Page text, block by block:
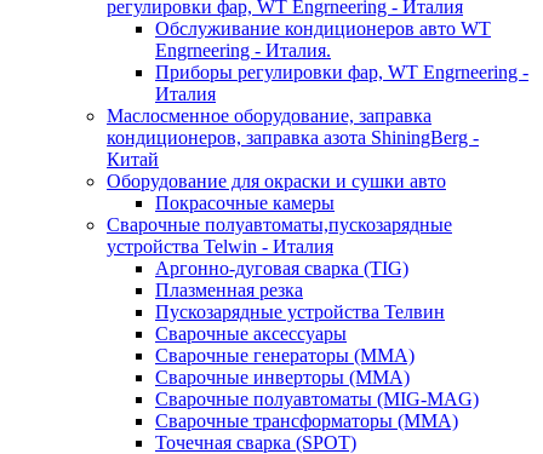
регулировки фар, WT Engrneering - Италия
Обслуживание кондиционеров авто WT
Engrneering - Италия.
Приборы регулировки фар, WT Engrneering -
Италия
Маслосменное оборудование, заправка
кондиционеров, заправка азота ShiningBerg -
Китай
Оборудование для окраски и сушки авто
Покрасочные камеры
Сварочные полуавтоматы,пускозарядные
устройства Telwin - Италия
Аргонно-дуговая сварка (TIG)
Плазменная резка
Пускозарядные устройства Телвин
Сварочные аксессуары
Сварочные генераторы (MMA)
Сварочные инверторы (MMA)
Сварочные полуавтоматы (MIG-MAG)
Сварочные трансформаторы (MMA)
Точечная сварка (SPOT)